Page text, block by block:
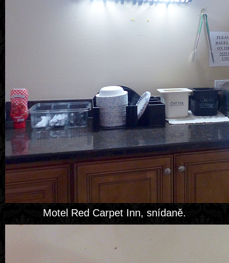
Motel Red Carpet Inn, snídaně.